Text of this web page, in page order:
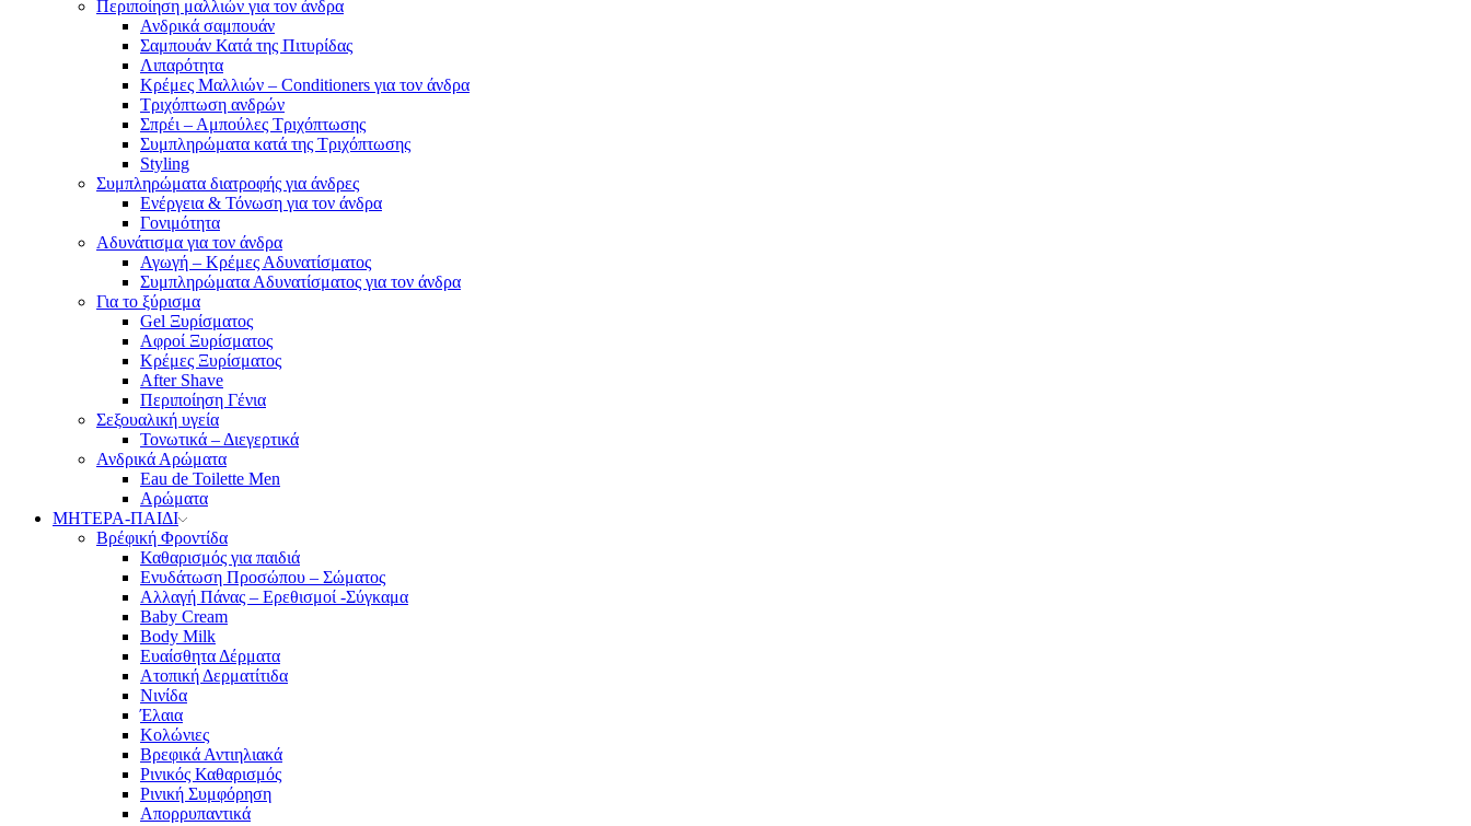
Περιποίηση μαλλιών για τον άνδρα
Ανδρικά σαμπουάν
Σαμπουάν Κατά της Πιτυρίδας
Λιπαρότητα
Κρέμες Μαλλιών – Conditioners για τον άνδρα
Τριχόπτωση ανδρών
Σπρέι – Αμπούλες Τριχόπτωσης
Συμπληρώματα κατά της Τριχόπτωσης
Styling
Συμπληρώματα διατροφής για άνδρες
Ενέργεια & Τόνωση για τον άνδρα
Γονιμότητα
Αδυνάτισμα για τον άνδρα
Αγωγή – Κρέμες Αδυνατίσματος
Συμπληρώματα Αδυνατίσματος για τον άνδρα
Για το ξύρισμα
Gel Ξυρίσματος
Αφροί Ξυρίσματος
Κρέμες Ξυρίσματος
After Shave
Περιποίηση Γένια
Σεξουαλική υγεία
Τονωτικά – Διεγερτικά
Ανδρικά Αρώματα
Eau de Toilette Men
Αρώματα
ΜΗΤΕΡΑ-ΠΑΙΔΙ
Βρέφική Φροντίδα
Καθαρισμός για παιδιά
Ενυδάτωση Προσώπου – Σώματος
Αλλαγή Πάνας – Ερεθισμοί -Σύγκαμα
Baby Cream
Body Milk
Ευαίσθητα Δέρματα
Ατοπική Δερματίτιδα
Νινίδα
Έλαια
Κολώνιες
Βρεφικά Αντιηλιακά
Ρινικός Καθαρισμός
Ρινική Συμφόρηση
Απορρυπαντικά